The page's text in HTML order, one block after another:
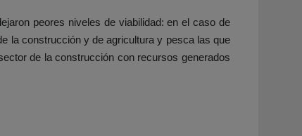
peores niveles de viabilidad: en el caso de
la construcción y de agricultura y pesca las que
de la construcción con recursos generados